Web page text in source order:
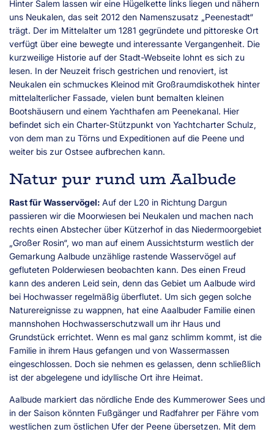
Hinter Salem lassen wir eine Hügelkette links liegen und nähern
uns Neukalen, das seit 2012 den Namenszusatz „Peenestadt“
trägt. Der im Mittelalter um 1281 gegründete und pittoreske Ort
verfügt über eine bewegte und interessante Vergangenheit. Die
kurzweilige Historie auf der Stadt-Webseite lohnt es sich zu
lesen. In der Neuzeit frisch gestrichen und renoviert, ist
Neukalen ein schmuckes Kleinod mit Großraumdiskothek hinter
mittelalterlicher Fassade, vielen bunt bemalten kleinen
Bootshäusern und einem Yachthafen am Peenekanal. Hier
befindet sich ein Charter-Stützpunkt von Yachtcharter Schulz,
von dem man zu Törns und Expeditionen auf die Peene und
weiter bis zur Ostsee aufbrechen kann.
Natur pur rund um Aalbude
Rast für Wasservögel: Auf der L20 in Richtung Dargun
passieren wir die Moorwiesen bei Neukalen und machen nach
rechts einen Abstecher über Kützerhof in das Niedermoorgebiet
„Großer Rosin“, wo man auf einem Aussichtsturm westlich der
Gemarkung Aalbude unzählige rastende Wasservögel auf
gefluteten Polderwiesen beobachten kann. Des einen Freud
kann des anderen Leid sein, denn das Gebiet um Aalbude wird
bei Hochwasser regelmäßig überflutet. Um sich gegen solche
Naturereignisse zu wappnen, hat eine Aaalbuder Familie einen
mannshohen Hochwasserschutzwall um ihr Haus und
Grundstück errichtet. Wenn es mal ganz schlimm kommt, ist die
Familie in ihrem Haus gefangen und von Wassermassen
eingeschlossen. Doch sie nehmen es gelassen, denn schließlich
ist der abgelegene und idyllische Ort ihre Heimat.
Aalbude markiert das nördliche Ende des Kummerower Sees und
in der Saison könnten Fußgänger und Radfahrer per Fähre vom
westlichen zum östlichen Ufer der Peene übersetzen. Mit dem